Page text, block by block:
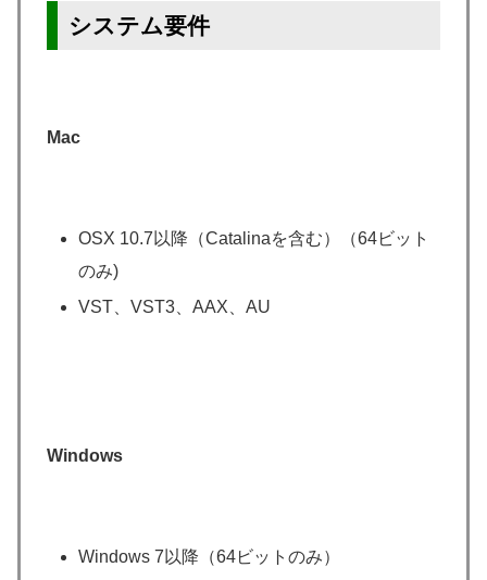
システム要件
Mac
OSX 10.7以降（Catalinaを含む）（64ビット
のみ)
VST、VST3、AAX、AU
Windows
Windows 7以降（64ビットのみ）